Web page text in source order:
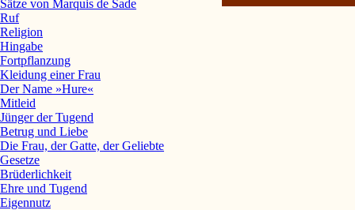
Sätze von Marquis de Sade
Ruf
Religion
Hingabe
Fortpflanzung
Kleidung einer Frau
Der Name »Hure«
Mitleid
Jünger der Tugend
Betrug und Liebe
Die Frau, der Gatte, der Geliebte
Gesetze
Brüderlichkeit
Ehre und Tugend
Eigennutz